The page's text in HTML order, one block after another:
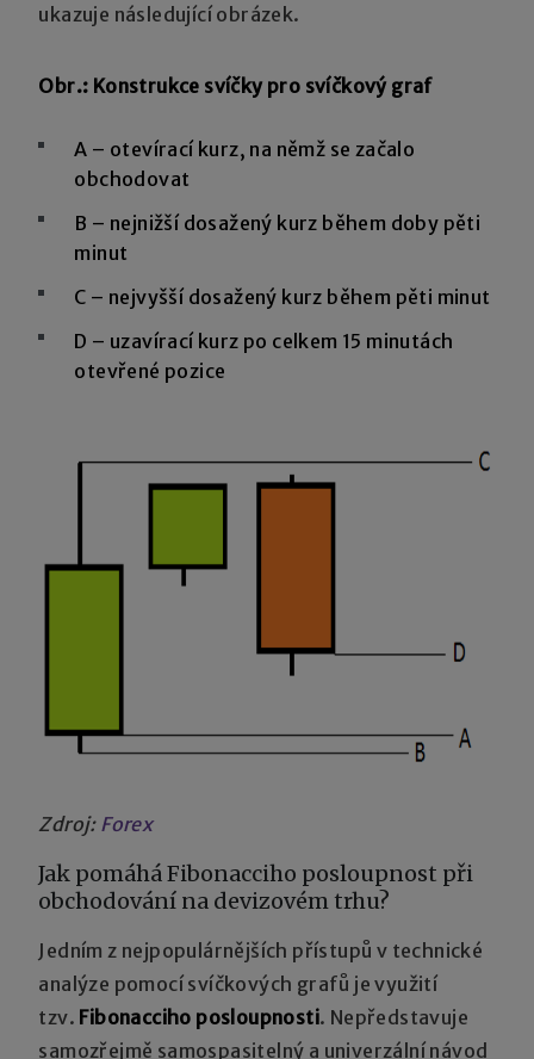
ukazuje následující obrázek.
Obr.: Konstrukce svíčky pro svíčkový graf
A – otevírací kurz, na němž se začalo
obchodovat
B – nejnižší dosažený kurz během doby pěti
minut
C – nejvyšší dosažený kurz během pěti minut
D – uzavírací kurz po celkem 15 minutách
otevřené pozice
Zdroj: Forex
Jak pomáhá Fibonacciho posloupnost při
obchodování na devizovém trhu?
Jedním z nejpopulárnějších přístupů v technické
analýze pomocí svíčkových grafů je využití
tzv. Fibonacciho posloupnosti. Nepředstavuje
samozřejmě samospasitelný a univerzální návod